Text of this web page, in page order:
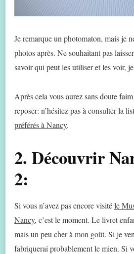
Je remarque un photomaton, mais je
photos après. Ne souhaitant pas
savoir qui peut les utiliser et les voir,
Après cela vous aurez sans doute
reposer: n’hésitez pas à consulter la
préférés à Nancy.
2. Découvrir
2:
Si vous n’avez pas encore visitéle
Nancy, c’est le moment. Le livret
mais un peu cher à mon goût. Si je
fabriquerai probablement le mien. Si